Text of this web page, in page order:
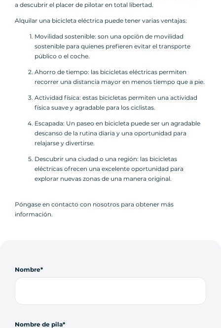
a descubrir el placer de pilotar en total libertad.
Alquilar una bicicleta eléctrica puede tener varias ventajas:
Movilidad sostenible: son una opción de movilidad
sostenible para quienes prefieren evitar el transporte
público o el coche.
Ahorro de tiempo: las bicicletas eléctricas permiten
recorrer una distancia mayor en menos tiempo que a pie.
Actividad física: estas bicicletas permiten una actividad
física suave y agradable para los ciclistas.
Escapada: Un paseo en bicicleta puede ser un agradable
descanso de la rutina diaria y una oportunidad para
relajarse y divertirse.
Descubrir una ciudad o una región: las bicicletas
eléctricas ofrecen una excelente oportunidad para
explorar nuevas zonas de una manera original.
Póngase en contacto con nosotros para obtener más
información.
Nombre
Nombre de pila